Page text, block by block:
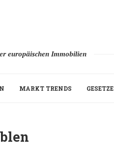
europäischen Immobilien
MARKT TRENDS GESETZE